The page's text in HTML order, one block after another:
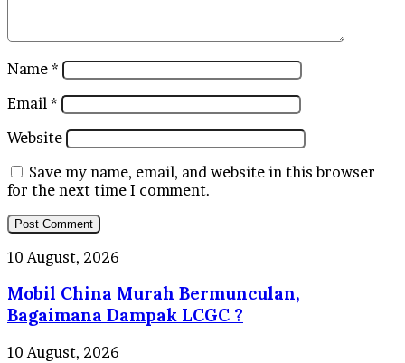
Name *
Email *
Website
Save my name, email, and website in this browser
for the next time I comment.
Mobil
Murah
Bermunculan,
Bagaimana
Dampak
10 August, 2026
Mobil China Murah Bermunculan,
Bagaimana Dampak LCGC ?
Kesepakatan
10 August, 2026